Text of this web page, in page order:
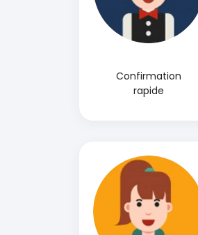
Confirmation
rapide